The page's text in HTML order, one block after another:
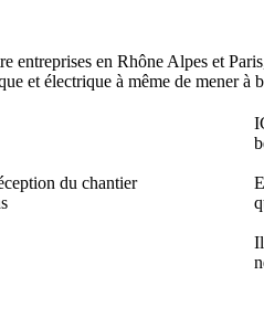
entreprises en Rhône Alpes et
et électrique à même de mener à
du chantier